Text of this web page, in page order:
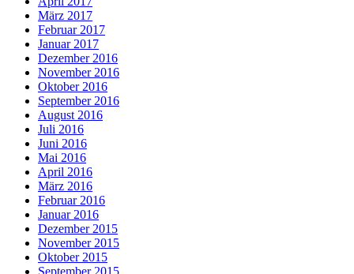
März 2017
Februar 2017
Januar 2017
Dezember 2016
November 2016
Oktober 2016
September 2016
August 2016
Juli 2016
Juni 2016
Mai 2016
April 2016
März 2016
Februar 2016
Januar 2016
Dezember 2015
November 2015
Oktober 2015
September 2015